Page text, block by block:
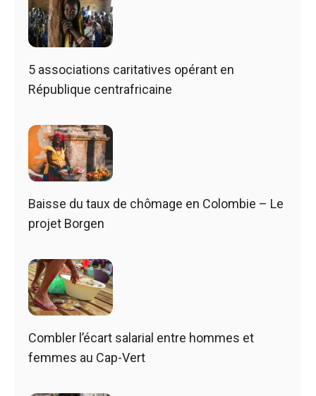
5 associations caritatives opérant en
République centrafricaine
Baisse du taux de chômage en Colombie – Le
projet Borgen
Combler l’écart salarial entre hommes et
femmes au Cap-Vert